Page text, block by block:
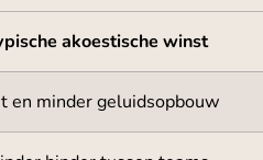
akoestische winst
en minder geluidsopbouw